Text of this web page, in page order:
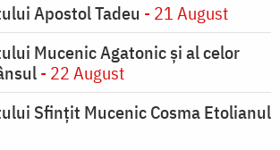
Apostol Tadeu - 21 August
Mucenic Agatonic şi al celor
- 22 August
Sfinţit Mucenic Cosma Etolianul